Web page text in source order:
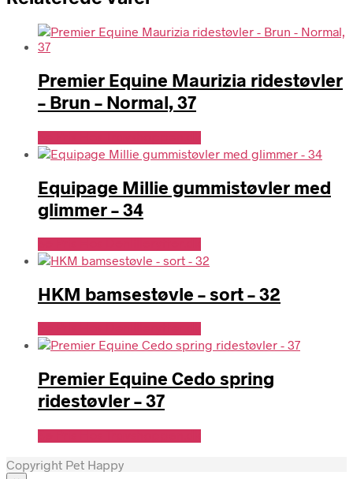
Premier Equine Maurizia ridestøvler
– Brun – Normal, 37
Equipage Millie gummistøvler med
glimmer – 34
HKM bamsestøvle – sort – 32
Premier Equine Cedo spring
ridestøvler – 37
Copyright Pet Happy